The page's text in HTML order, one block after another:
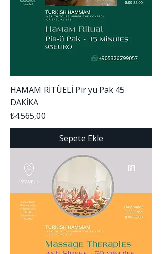
HAMAM RİTÜELİ Pir yu Pak 45
DAKİKA
Fiyat
₺4.565,00
Sepete Ekle